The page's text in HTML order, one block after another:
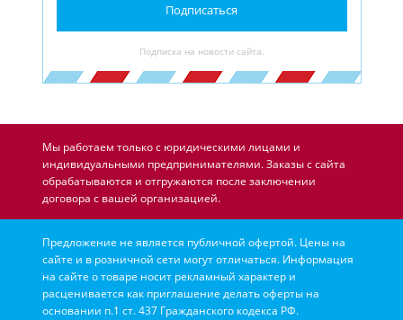
Подписаться
Подписка на новости сайта.
Мы работаем только с юридическими лицами и
индивидуальными предпринимателями. Заказы с сайта
обрабатываются и отгружаются после заключении
договора с вашей организацией.
Предложение не является публичной офертой. Цены на
сайте и в розничной сети могут отличаться. Информация
на сайте о товаре носит рекламный характер и
расценивается как приглашение делать оферты на
основании п.1 ст. 437 Гражданского кодекса РФ.